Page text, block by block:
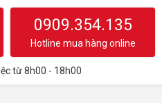
0909.354.135
Hotline mua hàng online
từ 8h00 - 18h00